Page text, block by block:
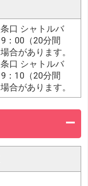
口 シャトルバ
：00（20分間
合があります。
口 シャトルバ
：10（20分間
合があります。